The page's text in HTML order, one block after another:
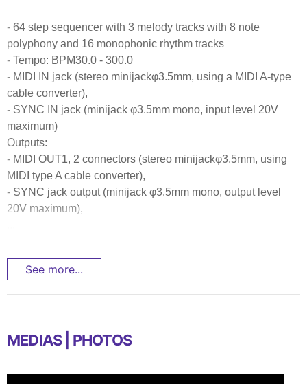
- 64 step sequencer with 3 melody tracks with 8 note
polyphony and 16 monophonic rhythm tracks
- Tempo: BPM30.0 - 300.0
- MIDI IN jack (stereo minijackφ3.5mm, using a MIDI A-type
cable converter),
- SYNC IN jack (minijack φ3.5mm mono, input level 20V
maximum)
Outputs:
- MIDI OUT1, 2 connectors (stereo minijackφ3.5mm, using
MIDI type A cable converter),
- SYNC jack output (minijack φ3.5mm mono, output level
20V maximum),
See more...
MEDIAS | PHOTOS